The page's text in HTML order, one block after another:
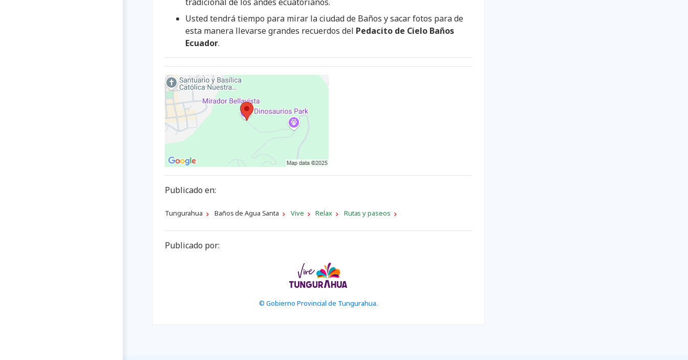
tradicional de los andes ecuatorianos.
Usted tendrá tiempo para mirar la ciudad de Baños y sacar fotos para de
esta manera llevarse grandes recuerdos del Pedacito de Cielo Baños
Ecuador.
Publicado en:
Tungurahua Baños de Agua Santa Vive Relax Rutas y paseos
Publicado por:
© Gobierno Provincial de Tungurahua.